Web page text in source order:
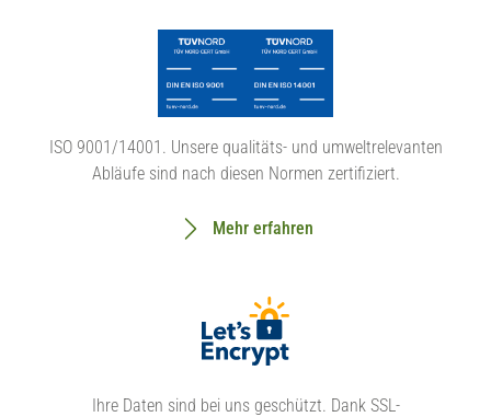
ISO 9001/14001. Unsere qualitäts- und umweltrelevanten
Abläufe sind nach diesen Normen zertifiziert.
Mehr erfahren
Ihre Daten sind bei uns geschützt. Dank SSL-